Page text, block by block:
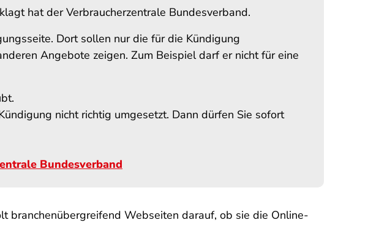
hat der Verbraucherzentrale Bundesverband.
Dort sollen nur die für die Kündigung
Angebote zeigen. Zum Beispiel darf er nicht für eine
nicht richtig umgesetzt. Dann dürfen Sie sofort
Bundesverband
branchenübergreifend Webseiten darauf, ob sie die Online-